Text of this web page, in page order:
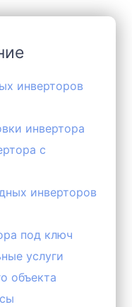
инверторов
инвертора
с
инверторов
под ключ
услуги
объекта